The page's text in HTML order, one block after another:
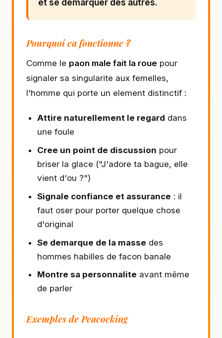
et se demarquer des autres.
Pourquoi ca fonctionne ?
Comme le paon male fait la roue pour
signaler sa singularite aux femelles,
l'homme qui porte un element distinctif :
Attire naturellement le regard dans
une foule
Cree un point de discussion pour
briser la glace ("J'adore ta bague, elle
vient d'ou ?")
Signale confiance et assurance : il
faut oser pour porter quelque chose
d'original
Se demarque de la masse des
hommes habilles de facon banale
Montre sa personnalite avant même
de parler
Exemples de Peacocking